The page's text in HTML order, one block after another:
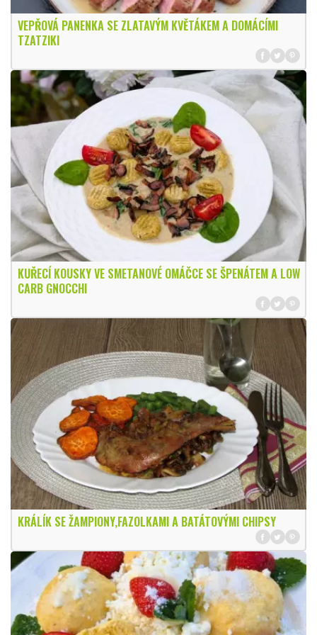
VEPŘOVÁ PANENKA SE ZLATAVÝM KVĚTÁKEM A DOMÁCÍMI
TZATZIKI
KUŘECÍ KOUSKY VE SMETANOVÉ OMÁČCE SE ŠPENÁTEM A LOW
CARB GNOCCHI
KRÁLÍK SE ŽAMPIONY,FAZOLKAMI A BATÁTOVÝMI CHIPSY